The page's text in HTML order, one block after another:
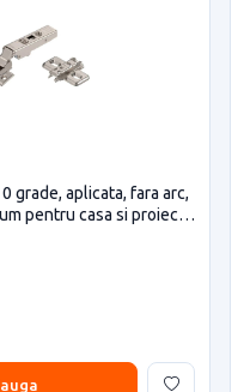
grade, aplicata, fara arc,
pentru casa si proiecte